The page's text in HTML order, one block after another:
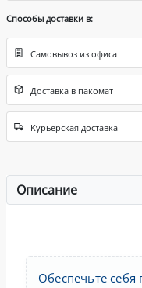
Способы доставки в:
Самовывоз из офиса
Доставка в пакомат
Курьерская доставка
Описание
Обеспечьте